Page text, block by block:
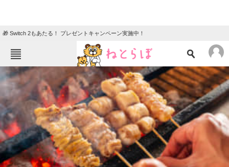
🎁 Switch 2もあたる！ プレゼントキャンペーン実施中！
ねとらぼメニュー
TOP ニュース
エンタメ クイズ
グルメ 地域
住まい 教育・育児
動物 リサーチ